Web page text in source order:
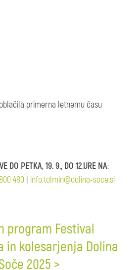
primerna letnemu času
DO PETKA, 19. 9., DO 12.URE NA:
480| info.tolmin@dolina-soce.si
program Festival
in kolesarjenja Dolina
2025 >